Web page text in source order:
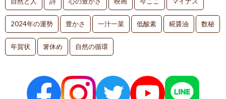
2024年の運勢 豊かさ 一汁一菜 低酸素 糀醤油 数秘
年賀状 箸休め 自然の循環